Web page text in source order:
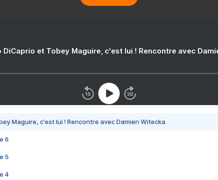
DiCaprio et Tobey Maguire, c'est lui ! Rencontre avec
Maguire, c'est lui ! Rencontre avec Damien Witecka
6
5
4